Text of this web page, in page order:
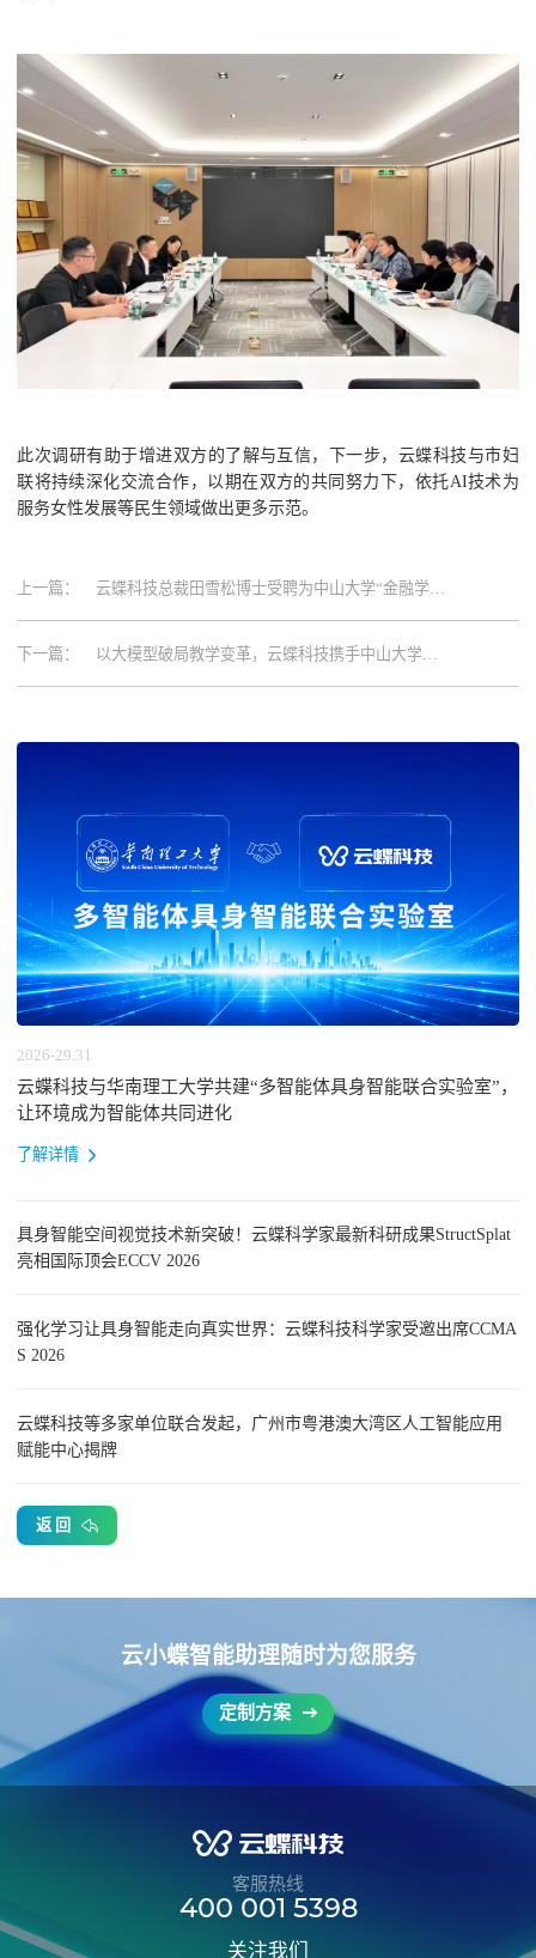
此次调研有助于增进双方的了解与互信，下一步，云蝶科技与市妇
联将持续深化交流合作，以期在双方的共同努力下，依托AI技术为
服务女性发展等民生领域做出更多示范。
上一篇：
云蝶科技总裁田雪松博士受聘为中山大学“金融学
+人工智能”双学士项目校外导师
下一篇：
以大模型破局教学变革，云蝶科技携手中山大学打
造AI+医学教育新标杆
2026-29.31
云蝶科技与华南理工大学共建“多智能体具身智能联合实验室”，
让环境成为智能体共同进化
了解详情
具身智能空间视觉技术新突破！云蝶科学家最新科研成果StructSplat
亮相国际顶会ECCV 2026
强化学习让具身智能走向真实世界：云蝶科技科学家受邀出席CCMA
S 2026
云蝶科技等多家单位联合发起，广州市粤港澳大湾区人工智能应用
赋能中心揭牌
返 回
云小蝶智能助理随时为您服务
定制方案
客服热线
400 001 5398
关注我们